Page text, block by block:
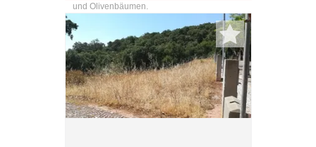
und Olivenbäumen.